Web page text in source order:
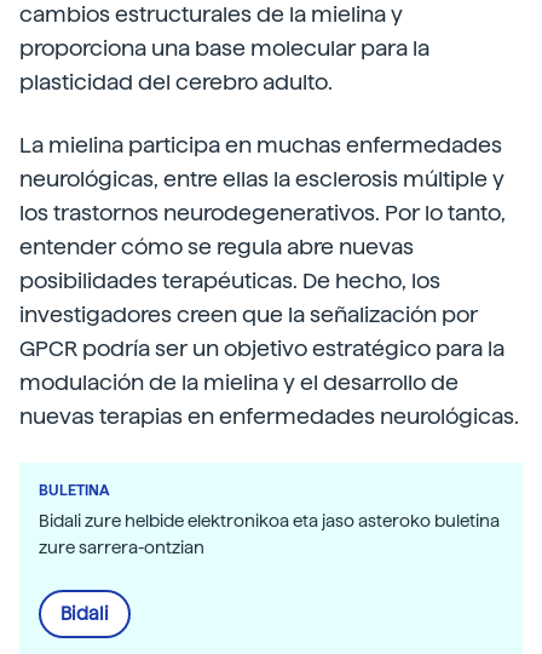
cambios estructurales de la mielina y
proporciona una base molecular para la
plasticidad del cerebro adulto.
La mielina participa en muchas enfermedades
neurológicas, entre ellas la esclerosis múltiple y
los trastornos neurodegenerativos. Por lo tanto,
entender cómo se regula abre nuevas
posibilidades terapéuticas. De hecho, los
investigadores creen que la señalización por
GPCR podría ser un objetivo estratégico para la
modulación de la mielina y el desarrollo de
nuevas terapias en enfermedades neurológicas.
BULETINA
Bidali zure helbide elektronikoa eta jaso asteroko buletina
zure sarrera-ontzian
Bidali